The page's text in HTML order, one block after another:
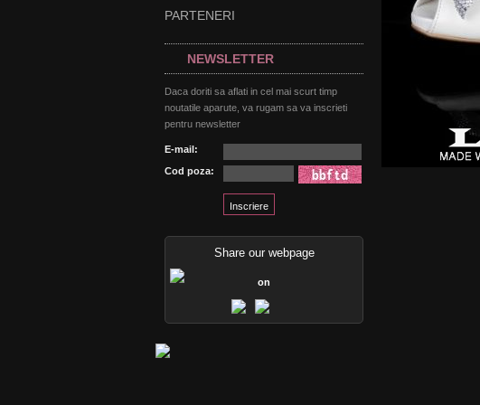
PARTENERI
NEWSLETTER
Daca doriti sa aflati in cel mai scurt timp
noutatile aparute, va rugam sa va inscrieti
pentru newsletter
E-mail:
Cod poza:
Share our webpage
on